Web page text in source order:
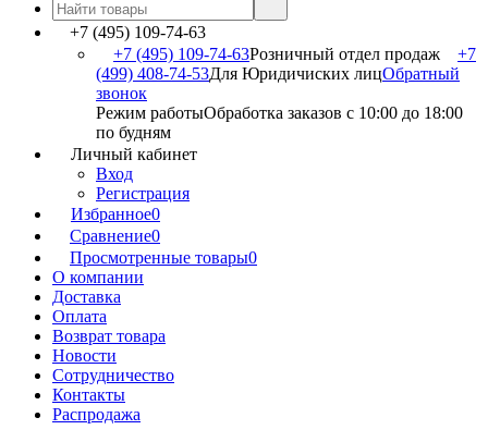
+7 (495) 109-74-63
+7 (495) 109-74-63Розничный отдел продаж
+7
(499) 408-74-53Для Юридичиских лицОбратный
звонок
Режим работыОбработка заказов с 10:00 до 18:00
по будням
Личный кабинет
Вход
Регистрация
Избранное0
Сравнение0
Просмотренные товары0
О компании
Доставка
Оплата
Возврат товара
Новости
Сотрудничество
Контакты
Распродажа